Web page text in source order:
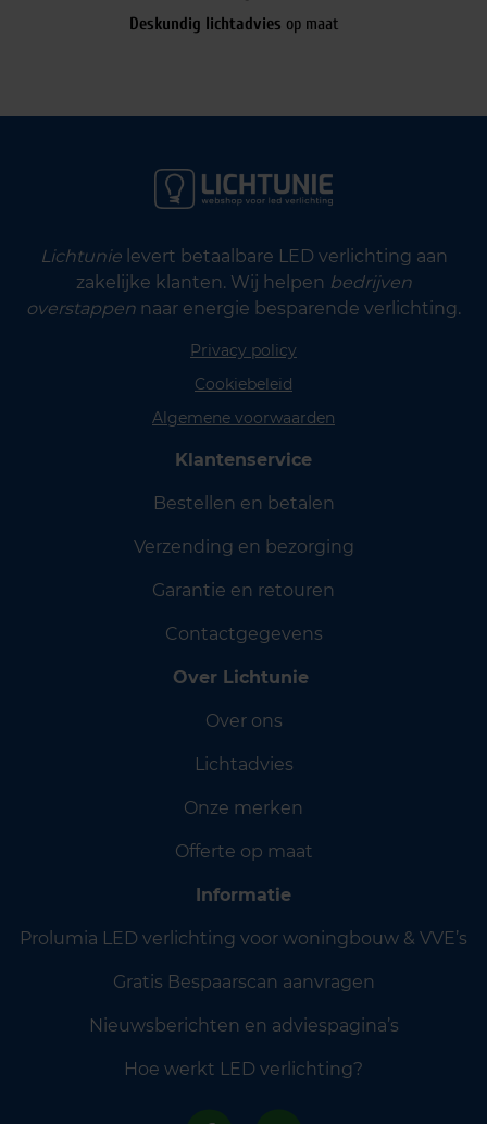
Deskundig lichtadvies op maat
Lichtunielevert betaalbare LED verlichting aan
zakelijke klanten. Wij helpen bedrijven
overstappen naar energie besparende verlichting.
Privacy policy
Cookiebeleid
Algemene voorwaarden
Klantenservice
Bestellen en betalen
Verzending en bezorging
Garantie en retouren
Contactgegevens
Over Lichtunie
Over ons
Lichtadvies
Onze merken
Offerte op maat
Informatie
Prolumia LED verlichting voor woningbouw & VVE’s
Gratis Bespaarscan aanvragen
Nieuwsberichten en adviespagina’s
Hoe werkt LED verlichting?